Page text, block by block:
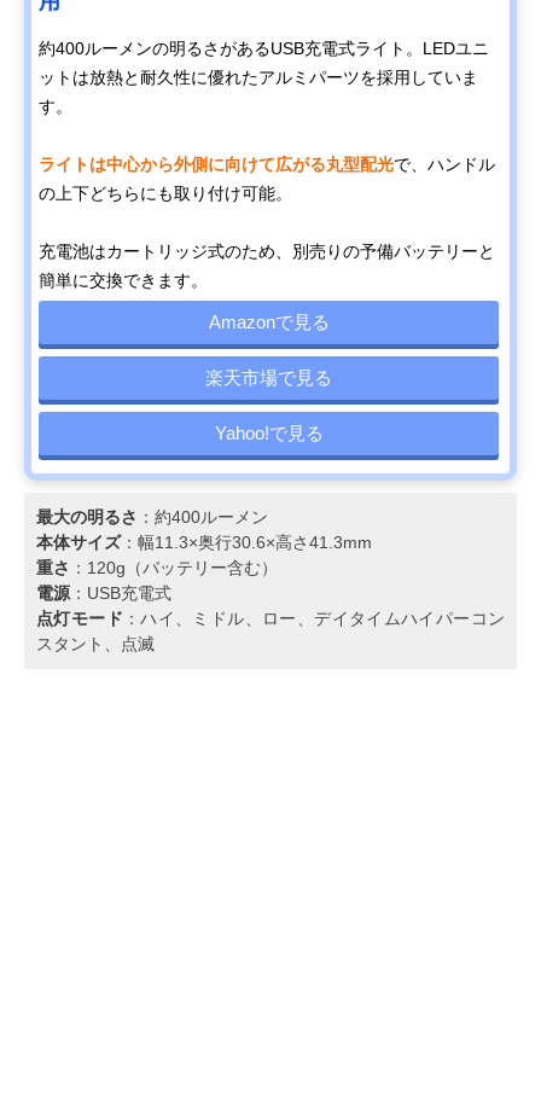
約400ルーメンの明るさがあるUSB充電式ライト。LEDユニ
ットは放熱と耐久性に優れたアルミパーツを採用していま
す。
ライトは中心から外側に向けて広がる丸型配光で、ハンドル
の上下どちらにも取り付け可能。
充電池はカートリッジ式のため、別売りの予備バッテリーと
簡単に交換できます。
Amazonで見る
楽天市場で見る
Yahoo!で見る
最大の明るさ ：約400ルーメン
本体サイズ：幅11.3×奥行30.6×高さ41.3mm
重さ ：120g（バッテリー含む）
電源 ：USB充電式
点灯モード ：ハイ、ミドル、ロー、デイタイムハイパーコン
スタント、点滅